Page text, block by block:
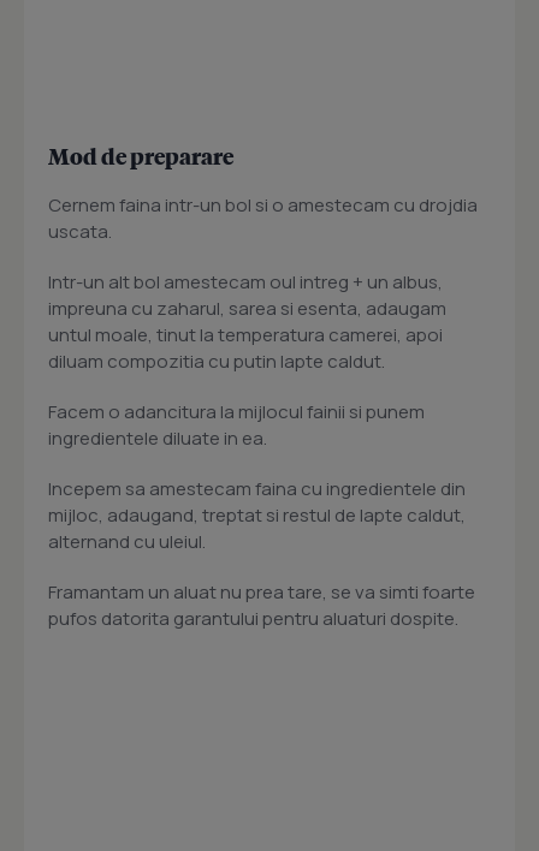
Mod de preparare
Cernem faina intr-un bol si o amestecam cu drojdia
uscata.
Intr-un alt bol amestecam oul intreg + un albus,
impreuna cu zaharul, sarea si esenta, adaugam
untul moale, tinut la temperatura camerei, apoi
diluam compozitia cu putin lapte caldut.
Facem o adancitura la mijlocul fainii si punem
ingredientele diluate in ea.
Incepem sa amestecam faina cu ingredientele din
mijloc, adaugand, treptat si restul de lapte caldut,
alternand cu uleiul.
Framantam un aluat nu prea tare, se va simti foarte
pufos datorita garantului pentru aluaturi dospite.